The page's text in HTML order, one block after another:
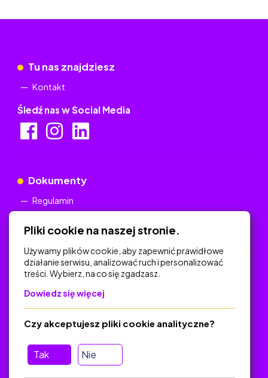
Tu nas znajdziesz
Kontakt
Śledź nas w Social Media
Dokumenty
Regulamin
Na skróty
Polityka Prywatności
Regulamin
O platformie
Baza materiałów dydaktycznych
Jak zostać autorem
Pliki cookie na naszej stronie.
Używamy plików cookie, aby zapewnić prawidłowe
działanie serwisu, analizować ruch i personalizować
treści. Wybierz, na co się zgadzasz.
Dowiedz się więcej
Tak Nie
Czy akceptujesz pliki cookie analityczne?